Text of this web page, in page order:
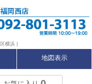
横浜 |
地図表示